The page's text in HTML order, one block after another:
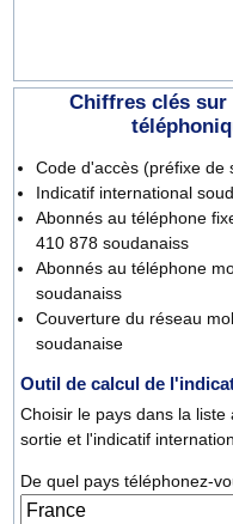
Chiffres clés
Code d'accès (préfixe de
Indicatif international
Abonnés au téléphone
410 878 soudanaiss
Abonnés au téléphone
soudanaiss
Couverture du réseau
soudanaise
Outil de calcul de
Choisir le pays dans la
sortie et l'indicatif
De quel pays téléphonez-